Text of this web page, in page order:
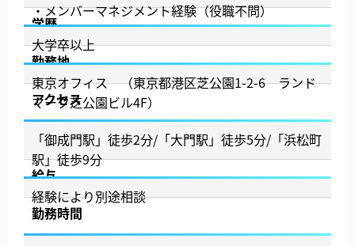
・メンバーマネジメント経験（役職不問）
学歴
大学卒以上
勤務地
東京オフィス （東京都港区芝公園1-2-6 ランド
マーク芝公園ビル4F）
アクセス
「御成門駅」徒歩2分/「大門駅」徒歩5分/「浜松町
駅」徒歩9分
給与
経験により別途相談
勤務時間